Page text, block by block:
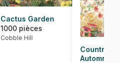
Cactus Garden
1000 pièces
Cobble Hill
Country
Automne